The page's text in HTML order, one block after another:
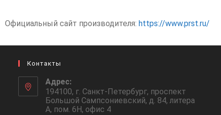
Официальный сайт производителя: https://www.prst.ru/
Контакты
Адрес:
194100, г. Санкт-Петербург, проспект
Большой Сампсониевский, д. 84, литера
А, пом. 6Н, офис 4